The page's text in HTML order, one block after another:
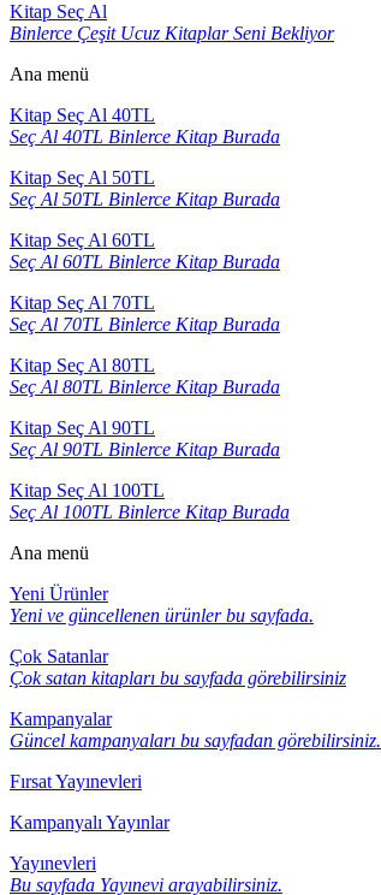
Kitap Seç Al
Binlerce Çeşit Ucuz Kitaplar Seni Bekliyor
Ana menü
Kitap Seç Al 40TL
Seç Al 40TL Binlerce Kitap Burada
Kitap Seç Al 50TL
Seç Al 50TL Binlerce Kitap Burada
Kitap Seç Al 60TL
Seç Al 60TL Binlerce Kitap Burada
Kitap Seç Al 70TL
Seç Al 70TL Binlerce Kitap Burada
Kitap Seç Al 80TL
Seç Al 80TL Binlerce Kitap Burada
Kitap Seç Al 90TL
Seç Al 90TL Binlerce Kitap Burada
Kitap Seç Al 100TL
Seç Al 100TL Binlerce Kitap Burada
Ana menü
Yeni Ürünler
Yeni ve güncellenen ürünler bu sayfada.
Çok Satanlar
Çok satan kitapları bu sayfada görebilirsiniz
Kampanyalar
Güncel kampanyaları bu sayfadan görebilirsiniz.
Fırsat Yayınevleri
Kampanyalı Yayınlar
Yayınevleri
Bu sayfada Yayınevi arayabilirsiniz.